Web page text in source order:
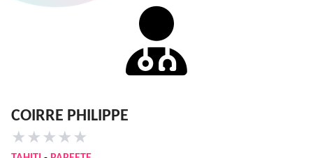
COIRRE PHILIPPE
★ ★ ★ ★ ★